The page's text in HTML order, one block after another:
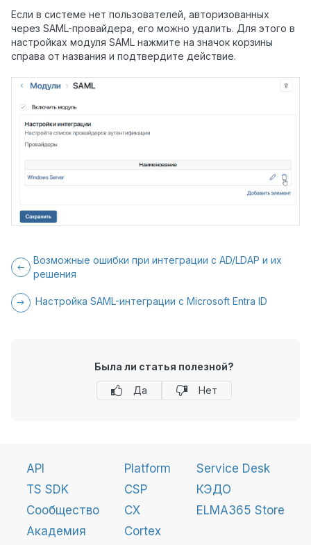
Если в системе нет пользователей, авторизованных
через SAML-провайдера, его можно удалить. Для этого в
настройках модуля SAML нажмите на значок корзины
справа от названия и подтвердите действие.
Возможные ошибки при интеграции с AD/LDAP и их
решения
Настройка SAML-интеграции с Microsoft Entra ID
Была ли статья полезной?
Да
Нет
API
TS SDK
Сообщество
Академия
Platform
CSP
CX
Cortex
Service Desk
КЭДО
ELMA365 Store